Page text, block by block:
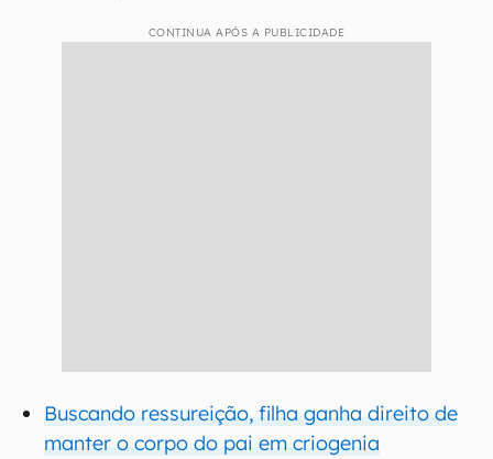
CONTINUA APÓS A PUBLICIDADE
Buscando ressureição, filha ganha direito de
manter o corpo do pai em criogenia